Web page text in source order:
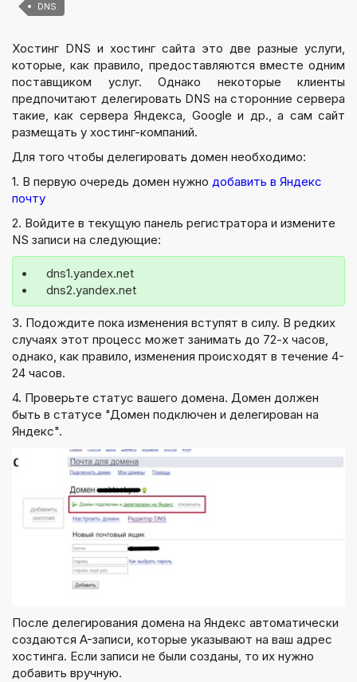
DNS
Хостинг DNS и хостинг сайта это две разные услуги,
которые, как правило, предоставляются вместе одним
поставщиком услуг. Однако некоторые клиенты
предпочитают делегировать DNS на сторонние сервера
такие, как сервера Яндекса, Googleи др., а сам сайт
размещать у хостинг-компаний.
Для того чтобы делегировать домен необходимо:
1. В первую очередь домен нужно добавить в Яндекс
почту
2. Войдите в текущую панель регистратора и измените
NS записи на следующие:
•	dns1.yandex.net
•	dns2.yandex.net
3. Подождите пока изменения вступят в силу. В редких
случаях этот процесс может занимать до 72-х часов,
однако, как правило, изменения происходят в течение 4-
24 часов.
4. Проверьте статус вашего домена. Домен должен
быть в статусе "Домен подключен и делегирован на
Яндекс".
После делегирования домена на Яндекс автоматически
создаются A-записи, которые указывают на ваш адрес
хостинга. Если записи не были созданы, то их нужно
добавить вручную.